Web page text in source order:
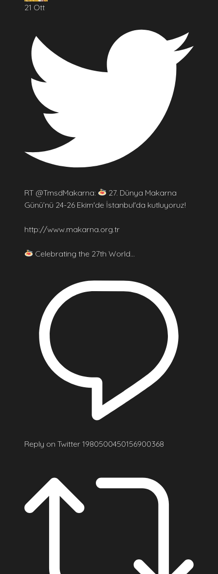
21 Ott
RT @TmsdMakarna:
27. Dünya Makarna
Günü’nü 24-26 Ekim'de İstanbul'da kutluyoruz!
http://www.makarna.org.tr
Celebrating the 27th World…
Reply on Twitter 1980500450156900368